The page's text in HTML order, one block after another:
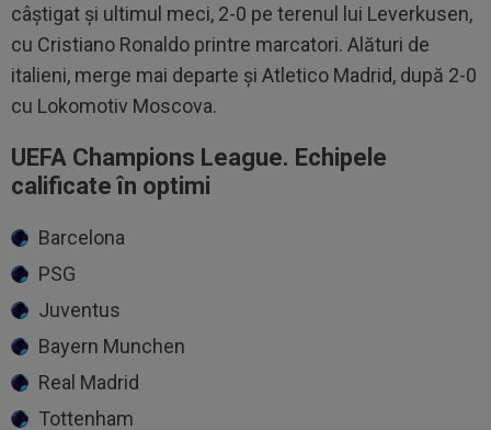
câștigat și ultimul meci, 2-0 pe terenul lui Leverkusen,
cu Cristiano Ronaldo printre marcatori. Alături de
italieni, merge mai departe și Atletico Madrid, după 2-0
cu Lokomotiv Moscova.
UEFA Champions League. Echipele
calificate în optimi
Barcelona
PSG
Juventus
Bayern Munchen
Real Madrid
Tottenham